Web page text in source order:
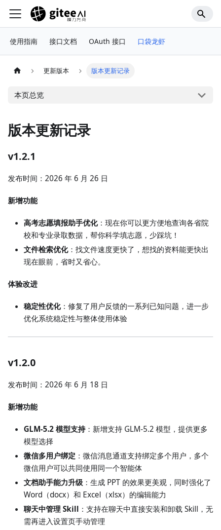
使用指南 接口文档 OAuth 接口 口袋龙虾
更新版本 版本更新记录
本页总览
版本更新记录
v1.2.1
发布时间：2026 年 6 月 26 日
新增功能
高考志愿填报助手优化：现在你可以更方便地查询各省院
校和专业录取数据，帮你科学填志愿，少踩坑！
文件检索优化：找文件速度更快了，想找的资料能更快出
现在眼前，省时又省心。
体验改进
稳定性优化：修复了用户反馈的一系列已知问题，进一步
优化系统稳定性与整体使用体验
v1.2.0
发布时间：2026 年 6 月 18 日
新增功能
GLM-5.2 模型支持：新增支持 GLM-5.2 模型，提供更多
模型选择
微信多用户绑定 ：微信消息通道支持绑定多个用户，多个
微信用户可以共同使用同一个智能体
文档助手能力升级 ：生成 PPT 的效果更美观，同时强化了
Word（docx）和 Excel（xlsx）的编辑能力
聊天中管理 Skill ：支持在聊天中直接安装和卸载 Skill，无
需再进入设置页手动管理